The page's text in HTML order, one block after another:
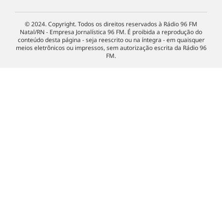
© 2024. Copyright. Todos os direitos reservados à Rádio 96 FM
Natal/RN - Empresa Jornalística 96 FM. É proibida a reprodução do
conteúdo desta página - seja reescrito ou na íntegra - em quaisquer
meios eletrônicos ou impressos, sem autorização escrita da Rádio 96
FM.